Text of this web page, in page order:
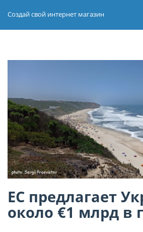
Создай свой интернет магазин
ЕС предлагает
около €1 млрд в